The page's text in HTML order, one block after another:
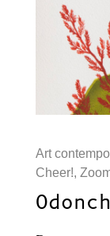
Art
Cheer!,